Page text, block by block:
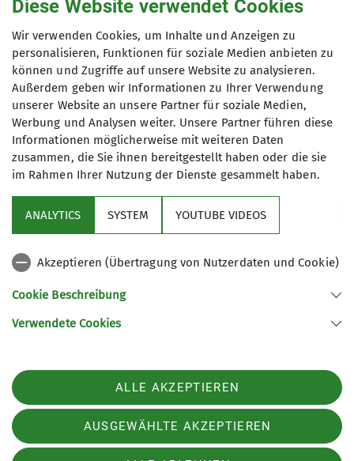
Maximale Teilnehmeranzahl
15
Sponsor
Unsere Homepages
92318 Neumarkt
Telefon +49918122704
Diese Website verwendet Cookies
Wir verwenden Cookies, um Inhalte und Anzeigen zu
personalisieren, Funktionen für soziale Medien anbieten zu
können und Zugriffe auf unsere Website zu analysieren.
Außerdem geben wir Informationen zu Ihrer Verwendung
unserer Website an unsere Partner für soziale Medien,
Werbung und Analysen weiter. Unsere Partner führen diese
Informationen möglicherweise mit weiteren Daten
zusammen, die Sie ihnen bereitgestellt haben oder die sie
im Rahmen Ihrer Nutzung der Dienste gesammelt haben.
ANALYTICS SYSTEM YOUTUBE VIDEOS
Akzeptieren (Übertragung von Nutzerdaten und Cookie)
Cookie Beschreibung
Verwendete Cookies
ALLE AKZEPTIEREN
AUSGEWÄHLTE AKZEPTIEREN